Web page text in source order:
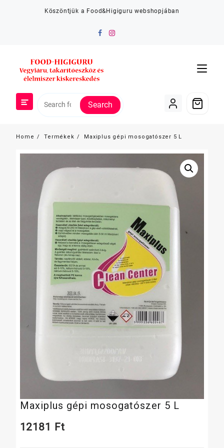
Köszöntjük a Food&Higiguru webshopjában
Search
Home Termékek Maxiplus gépi mosogatószer 5 L
Maxiplus gépi mosogatószer 5 L
12181 Ft